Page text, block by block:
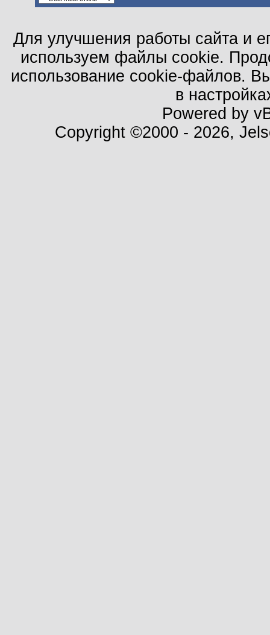
Для улучшения работы сайта и
используем файлы cookie.
использование cookie-файлов.
в
Powered by
Copyright ©2000 - 2026,